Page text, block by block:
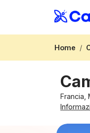
Home
Francia,